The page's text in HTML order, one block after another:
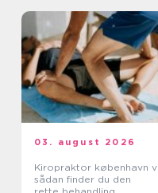
03. august 2026
Kiropraktor københavn v
sådan finder du den